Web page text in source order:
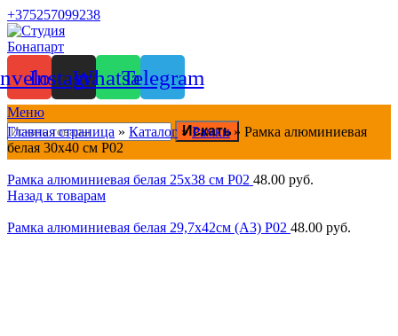
+375257099238
InstagramWhatsappTelegram
Меню
Искать
Главная страница » Каталог »Рамки» Рамка алюминиевая
белая 30х40 см P02
Рамка алюминиевая белая 25х38 см P02 48.00 руб.
Назад к товарам
Рамка алюминиевая белая 29,7х42см (А3) P02 48.00 руб.